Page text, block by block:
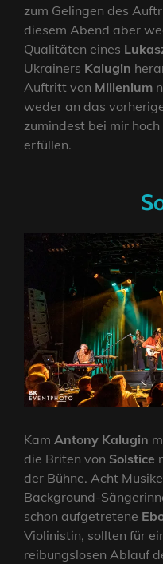
zum Gelingen des
diesem Abend aber
Qualitäten eines
Ukrainers Kalugin
Auftritt von Millenium
weder an das
zumindest bei mir
erfüllen.
Kam Antony Kalugin
die Briten von Solstice
der Bühne. Acht
Background-
schon aufgetretene
Violinistin, sollten für
reibungslosen Ablauf